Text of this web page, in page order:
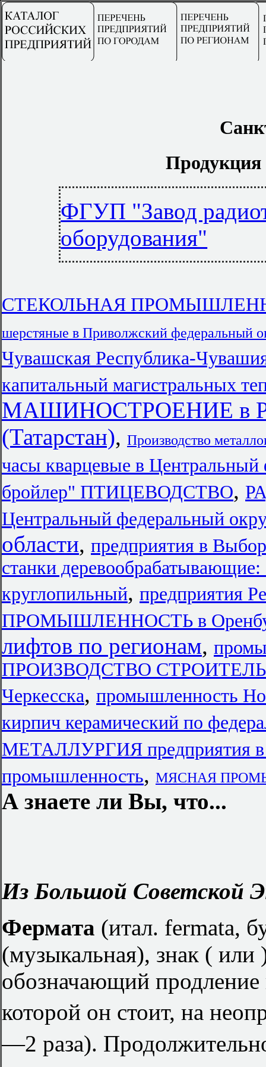
Продукция
ФГУП "Завод
оборудования"
СТЕКОЛЬНАЯ
шерстяные в Приволжский федеральный
Чувашская Республика-
капитальный магистральных
МАШИНОСТРОЕНИЕ в
(Татарстан), Производство
часы кварцевые в Центральный
бройлер" ПТИЦЕВОДСТВО,
Центральный федеральный
области, предприятия в
станки
круглопильный, предприятия
ПРОМЫШЛЕННОСТЬ в
лифтов по регионам,
ПРОИЗВОДСТВО
Черкесска, промышленность
кирпич керамический по
МЕТАЛЛУРГИЯ предприятия в
промышленность, МЯСНАЯ
А знаете ли Вы, что...
Из Большой Советской
Фермата (итал. fermata,
(музыкальная), знак (
обозначающий
которой он стоит, на
—2 раза).